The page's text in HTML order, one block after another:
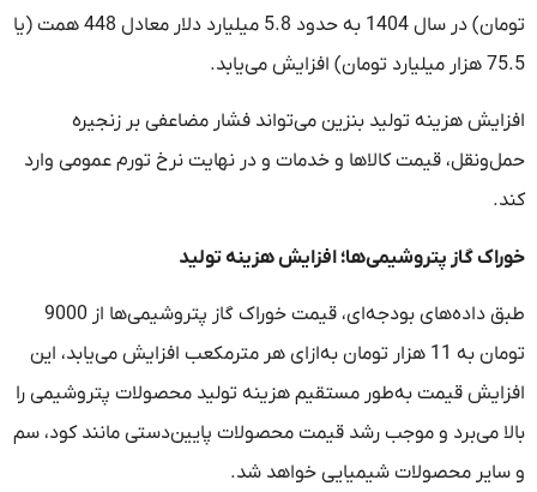
تومان) در سال 1404 به حدود 5.8 میلیارد دلار معادل 448 همت (یا
75.5 هزار میلیارد تومان) افزایش می‌یابد.
افزایش هزینه تولید بنزین می‌تواند فشار مضاعفی بر زنجیره
حمل‌ونقل، قیمت کالاها و خدمات و در نهایت نرخ تورم عمومی وارد
کند.
خوراک گاز پتروشیمی‌ها؛ افزایش هزینه تولید
طبق داده‌های بودجه‌ای، قیمت خوراک گاز پتروشیمی‌ها از 9000
تومان به 11 هزار تومان به‌ازای هر مترمکعب افزایش می‌یابد، این
افزایش قیمت به‌طور مستقیم هزینه تولید محصولات پتروشیمی را
بالا می‌برد و موجب رشد قیمت محصولات پایین‌دستی مانند کود، سم
و سایر محصولات شیمیایی خواهد شد.